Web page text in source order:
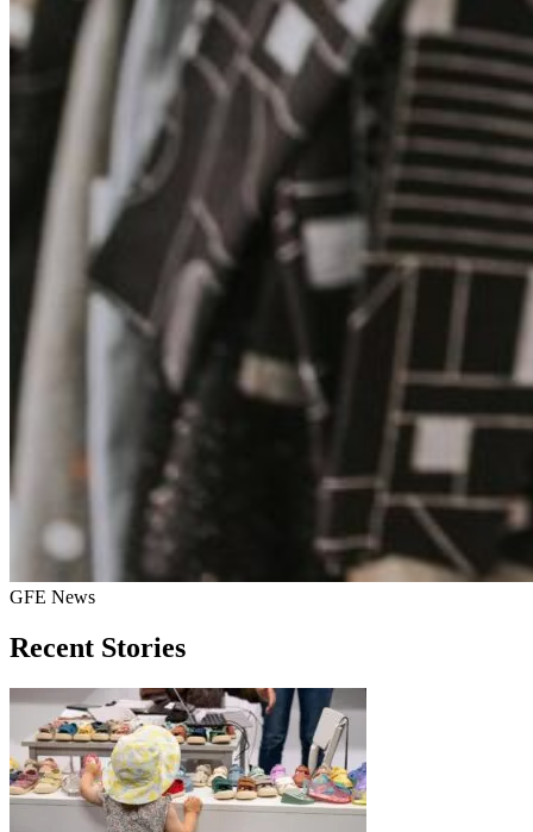
GFE News
Recent Stories